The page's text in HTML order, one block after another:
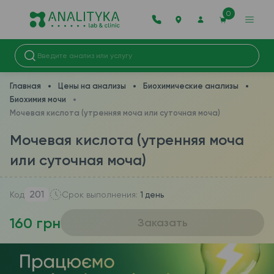
0
Главная Цены на анализы
Биохимические анализы
Биохимия мочи
Мочевая кислота (утренняя моча или суточная моча)
Мочевая кислота (утренняя моча
или суточная моча)
Код 201 Срок выполнения: 1 день
160 грн Заказать